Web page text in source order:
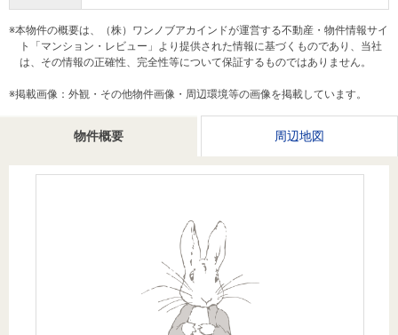
マン
ショ
ンを
探す
築・
中古
一戸
建て
を探
料
査
定
却
相
談
売却
周辺相場
検索
案内（首
都圏）
案内（名
古屋）
案内（関
西）
つ
要
Way
経営ビジ
ョン
組織図
役員一
覧
ニュース
情報
採用情報
法人のお客さま
提携企業にお勤めの方
物件概要 周辺地図
※本物件の概要は、（株）ワンノブアカインドが運営する不動産・物件情報サイ
ト「マンション・レビュー」より提供された情報に基づくものであり、当社
は、その情報の正確性、完全性等について保証するものではありません。
※掲載画像：外観・その他物件画像・周辺環境等の画像を掲載しています。